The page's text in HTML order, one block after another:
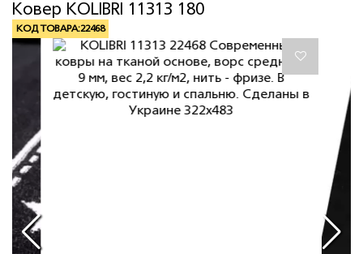
Ковер KOLIBRI 11313 180
КОД ТОВАРА:22468